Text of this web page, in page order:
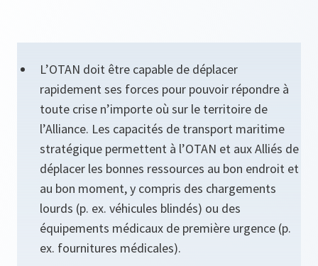
L’OTAN doit être capable de déplacer
rapidement ses forces pour pouvoir répondre à
toute crise n’importe où sur le territoire de
l’Alliance. Les capacités de transport maritime
stratégique permettent à l’OTAN et aux Alliés de
déplacer les bonnes ressources au bon endroit et
au bon moment, y compris des chargements
lourds (p. ex. véhicules blindés) ou des
équipements médicaux de première urgence (p.
ex. fournitures médicales).